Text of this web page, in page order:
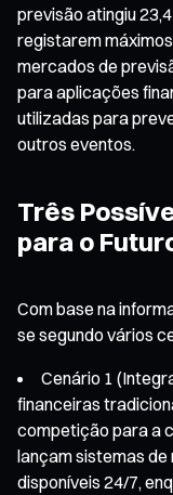
previsão atingiu
registarem
mercados de
para aplicações
utilizadas para
outros eventos.
Três
para o
Com base na
se segundo vários
Cenário 1
financeiras
competição para a
lançam sistemas
disponíveis 24/7,